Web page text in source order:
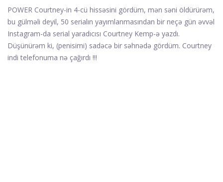
POWER Courtney-in 4-cü hissəsini gördüm, mən səni öldürürəm,
bu gülməli deyil, 50 serialın yayımlanmasından bir neçə gün əvvəl
Instagram-da serial yaradıcısı Courtney Kemp-ə yazdı.
Düşünürəm ki, (penisimi) sadəcə bir səhnədə gördüm. Courtney
indi telefonuma nə çağırdı !!!